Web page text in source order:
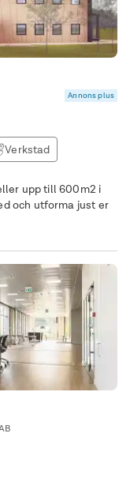
Annons plus
Verkstad
upp till 600m2 i
och utforma just er